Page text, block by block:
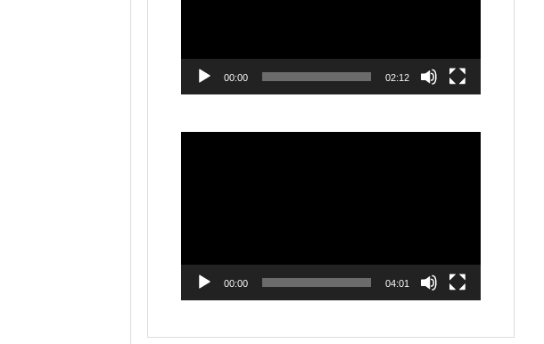
00:00 02:12
00:00 04:01